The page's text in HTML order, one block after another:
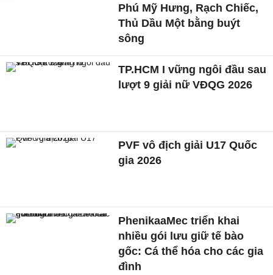
Phú Mỹ Hưng, Rạch Chiếc,
Thủ Dầu Một bằng buýt
sông
TP.HCM I vững ngôi đầu sau
lượt 9 giải nữ VĐQG 2026
PVF vô địch giải U17 Quốc
gia 2026
PhenikaaMec triển khai
nhiều gói lưu giữ tế bào
gốc: Cá thể hóa cho các gia
đình